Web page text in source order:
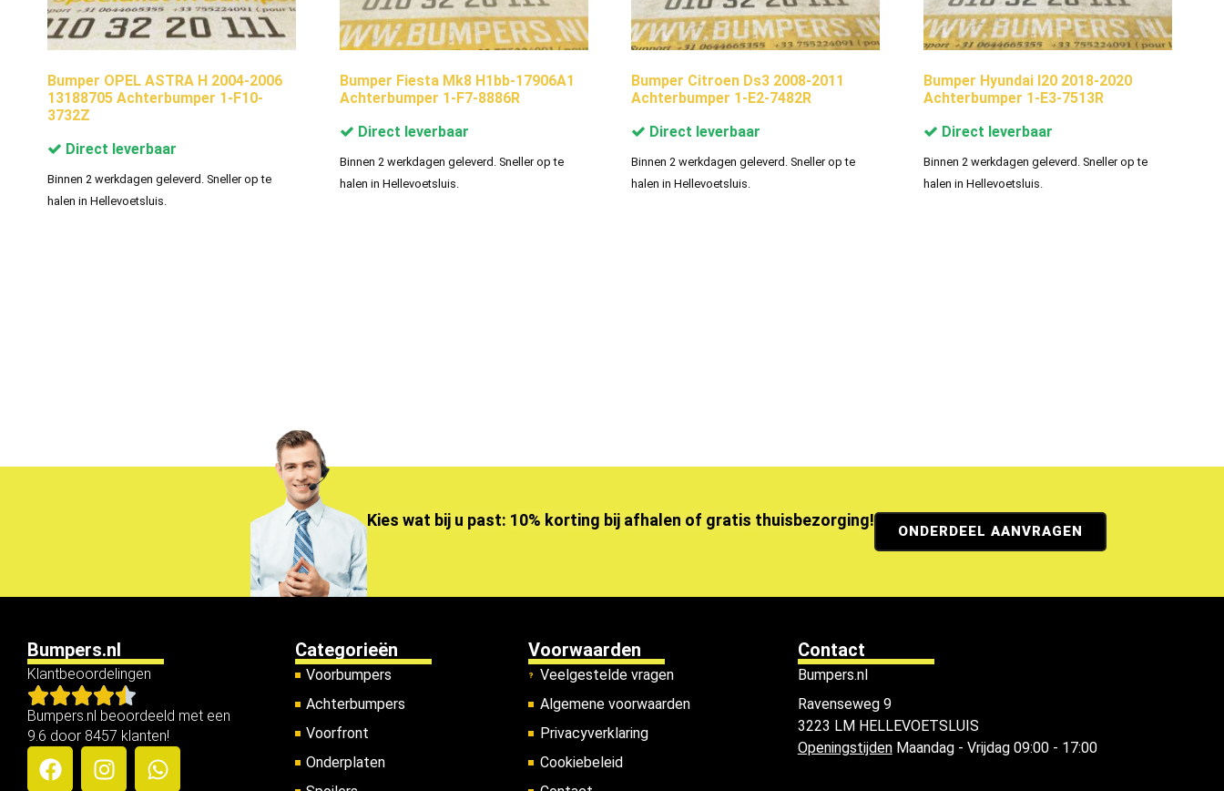
Bumper OPEL ASTRA H 2004-2006
13188705 Achterbumper 1-F10-
3732Z
Direct leverbaar
Binnen 2 werkdagen geleverd. Sneller op te
halen in Hellevoetsluis.
Bumper Fiesta Mk8 H1bb-17906A1
Achterbumper 1-F7-8886R
Direct leverbaar
Binnen 2 werkdagen geleverd. Sneller op te
halen in Hellevoetsluis.
Bumper Citroen Ds3 2008-2011
Achterbumper 1-E2-7482R
Direct leverbaar
Binnen 2 werkdagen geleverd. Sneller op te
halen in Hellevoetsluis.
Bumper Hyundai I20 2018-2020
Achterbumper 1-E3-7513R
Direct leverbaar
Binnen 2 werkdagen geleverd. Sneller op te
halen in Hellevoetsluis.
Kies wat bij u past: 10% korting bij afhalen of gratis thuisbezorging!
ONDERDEEL AANVRAGEN
Bumpers.nl
Klantbeoordelingen
Bumpers.nl beoordeeld met een
9.6 door 8457 klanten!
Categorieën
Voorbumpers
Achterbumpers
Voorfront
Onderplaten
Voorwaarden
Veelgestelde vragen
Algemene voorwaarden
Privacyverklaring
Cookiebeleid
Contact
Bumpers.nl
Ravenseweg 9
3223 LM HELLEVOETSLUIS
OpeningstijdenMaandag - Vrijdag 09:00 - 17:00